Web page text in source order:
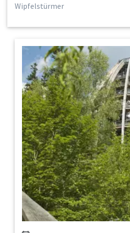
Wipfelstürmer